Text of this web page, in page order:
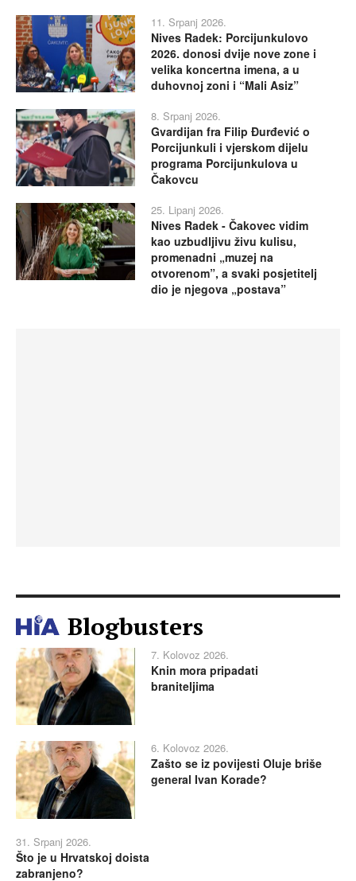
11. Srpanj 2026.
Nives Radek: Porcijunkulovo
2026. donosi dvije nove zone i
velika koncertna imena, a u
duhovnoj zoni i “Mali Asiz”
8. Srpanj 2026.
Gvardijan fra Filip Đurđević o
Porcijunkuli i vjerskom dijelu
programa Porcijunkulova u
Čakovcu
25. Lipanj 2026.
Nives Radek - Čakovec vidim
kao uzbudljivu živu kulisu,
promenadni „muzej na
otvorenom”, a svaki posjetitelj
dio je njegova „postava”
Blogbusters
7. Kolovoz 2026.
Knin mora pripadati
braniteljima
6. Kolovoz 2026.
Zašto se iz povijesti Oluje briše
general Ivan Korade?
31. Srpanj 2026.
Što je u Hrvatskoj doista
zabranjeno?